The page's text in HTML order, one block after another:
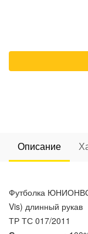
Описание
Футболка
Vis) длинный рукав
ТР ТС 017/2011